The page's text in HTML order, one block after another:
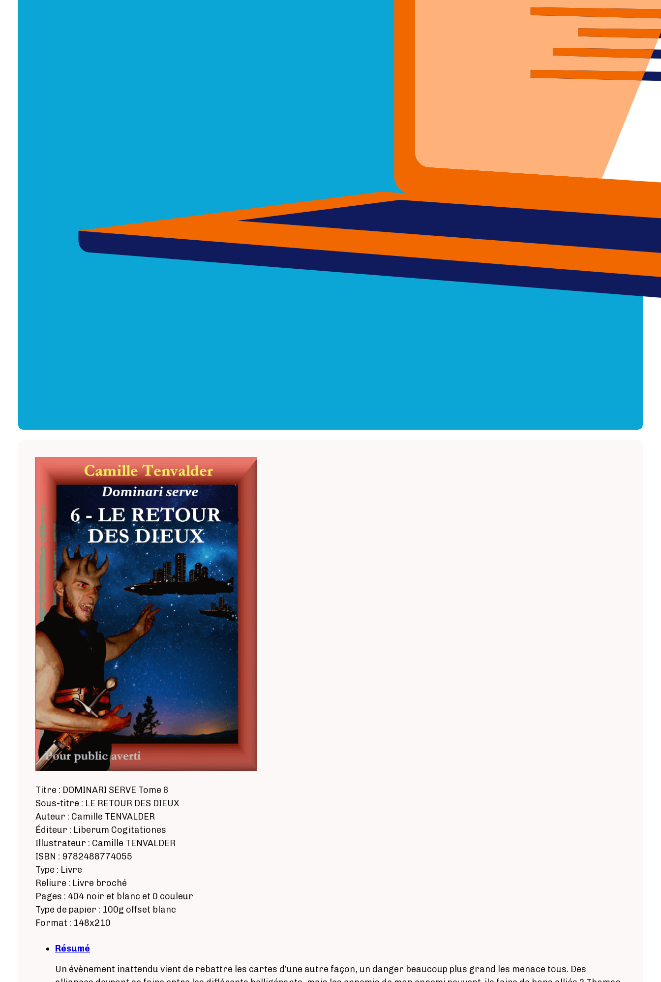
Titre : DOMINARI SERVE Tome 6
Sous-titre : LE RETOUR DES DIEUX
Auteur : Camille TENVALDER
Éditeur : Liberum Cogitationes
Illustrateur : Camille TENVALDER
ISBN : 9782488774055
Type : Livre
Reliure : Livre broché
Pages : 404 noir et blanc et 0 couleur
Type de papier : 100g offset blanc
Format : 148x210
Résumé
Un évènement inattendu vient de rebattre les cartes d’une autre façon, un danger beaucoup plus grand les menace tous. Des